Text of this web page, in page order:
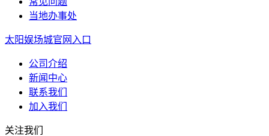
当地办事处
太阳娱场城官网入口
公司介绍
新闻中心
联系我们
加入我们
关注我们